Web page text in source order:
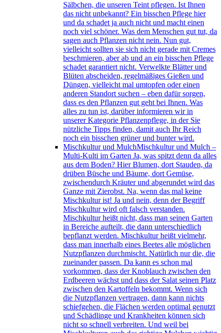
Sälbchen, die unseren Teint pflegen. Ist Ihnen
das nicht unbekannt? Ein bisschen Pflege hier
und da schadet ja auch nicht und macht einen
noch viel schöner. Was dem Menschen gut tut, da
sagen auch Pflanzen nicht nein. Nun gut,
vielleicht sollten sie sich nicht gerade mit Cremes
beschmieren, aber ab und an ein bisschen Pflege
schadet garantiert nicht. Verwelkte Blätter und
Blüten abscheiden, regelmäßiges Gießen und
Düngen, vielleicht mal umtopfen oder einen
anderen Standort suchen – eben dafür sorgen,
dass es den Pflanzen gut geht bei Ihnen. Was
alles zu tun ist, darüber informieren wir in
unserer Kategorie Pflanzenpflege, in der Sie
nützliche Tipps finden, damit auch Ihr Reich
noch ein bisschen grüner und bunter wird.
Mischkultur und MulchMischkultur und Mulch –
Multi-Kulti im Garten Ja, was spitzt denn da alles
aus dem Boden? Hier Blumen, dort Stauden, da
drüben Büsche und Bäume, dort Gemüse,
zwischendurch Kräuter und abgerundet wird das
Ganze mit Zierobst. Na, wenn das mal keine
Mischkultur ist! Ja und nein, denn der Begriff
Mischkultur wird oft falsch verstanden.
Mischkultur heißt nicht, dass man seinen Garten
in Bereiche aufteilt, die dann unterschiedlich
bepflanzt werden. Mischkultur heißt vielmehr,
dass man innerhalb eines Beetes alle möglichen
Nutzpflanzen durchmischt. Natürlich nur die, die
zueinander passen. Da kann es schon mal
vorkommen, dass der Knoblauch zwischen den
Erdbeeren wächst und dass der Salat seinen Platz
zwischen den Kartoffeln bekommt. Wenn sich
die Nutzpflanzen vertragen, dann kann nichts
schiefgehen, die Flächen werden optimal genutzt
und Schädlinge und Krankheiten können sich
nicht so schnell verbreiten. Und weil bei